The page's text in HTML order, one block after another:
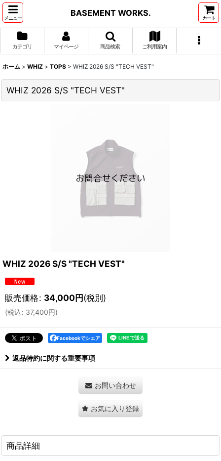
メニュー
BASEMENT WORKS.
カート
カテゴリ マイページ 商品検索 ご利用案内
ホーム > WHIZ > TOPS > WHIZ 2026 S/S "TECH VEST"
WHIZ 2026 S/S "TECH VEST"
WHIZ 2026 S/S "TECH VEST"
販売価格: 34,000円(税別)
(税込: 37,400円)
Facebookでシェア
返品特約に関する重要事項
お問い合わせ
お気に入り登録
商品詳細